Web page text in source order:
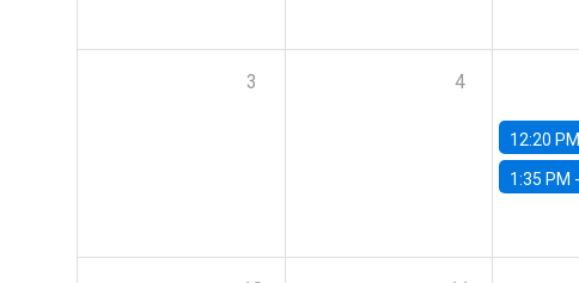
3 4
12:20
1:35 PM